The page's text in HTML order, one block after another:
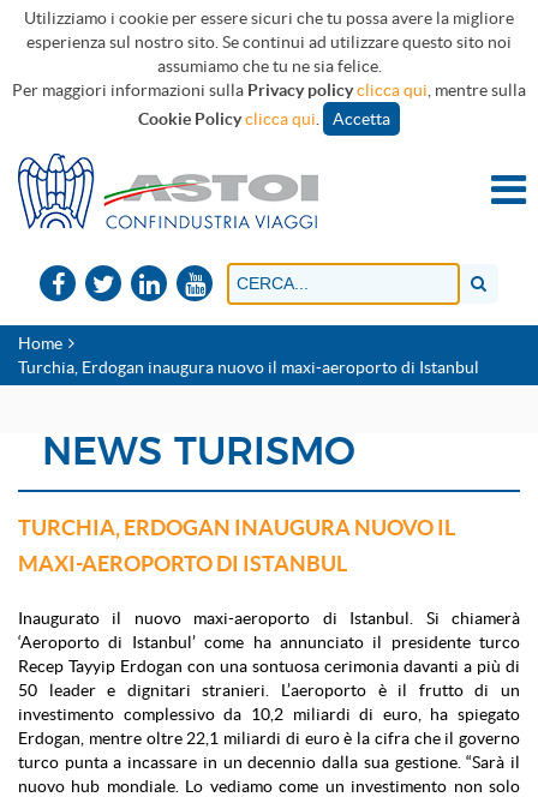
Utilizziamo i cookie per essere sicuri che tu possa avere la migliore
esperienza sul nostro sito. Se continui ad utilizzare questo sito noi
assumiamo che tu ne sia felice.
Per maggiori informazioni sulla Privacy policyclicca qui , mentre sulla
Cookie Policyclicca qui Accetta
Home
Turchia, Erdogan inaugura nuovo il maxi-aeroporto di Istanbul
NEWS TURISMO
TURCHIA, ERDOGAN INAUGURA NUOVO IL
MAXI-AEROPORTO DI ISTANBUL
Inaugurato il nuovo maxi-aeroporto di Istanbul. Si chiamerà
‘Aeroporto di Istanbul’ come ha annunciato il presidente turco
Recep Tayyip Erdogan con una sontuosa cerimonia davanti a più di
50 leader e dignitari stranieri. L’aeroporto è il frutto di un
investimento complessivo da 10,2 miliardi di euro, ha spiegato
Erdogan, mentre oltre 22,1 miliardi di euro è la cifra che il governo
turco punta a incassare in un decennio dalla sua gestione. “Sarà il
nuovo hub mondiale. Lo vediamo come un investimento non solo